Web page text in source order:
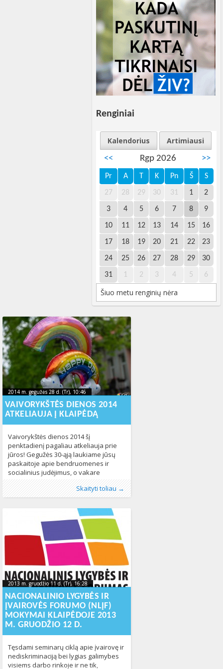
Renginiai
Kalendorius
Artimiausi
<<
Rgp 2026 >>
Pr A T K Pn Š S
27 28 29 30 31 1 2
3 4 5 6 7 8 9
10 11 12 13 14 15 16
17 18 19 20 21 22 23
24 25 26 27 28 29 30
31 1 2 3 4 5 6
Šiuo metu renginių nėra
2014 m. gegužės 28 d. (Tr), 10:46
2023-10-10T14:29:40+00:00
2014 m. gegužės 28 d. (Tr), 10:46
2023-10-
10T14:29:40+00:00
VAIVORYKŠTĖS DIENOS 2014
ATKELIAUJA Į KLAIPĖDĄ
Vaivorykštės dienos 2014 šį
penktadienį pagaliau atkeliauja prie
jūros! Gegužės 30-ąją laukiame jūsų
paskaitoje apie bendruomenes ir
socialinius judėjimus, o vakare
renkamės filmo peržiūrai ir diskusijai
apie saviraiškos laisvę, aktyvistų
iššūkius šiandienos Lietuvoje,
matomus ir nematomus žmones bei
kitus aktualius klausimus. Visi renginiai
vyks Radisson Blu viešbučio (Šaulių g.
28, Klaipėda) Meridian salėje, įėjimas
Skaityti toliau →
Publikavo:Aliona, LGL
Kategorijos:Kultūra,LGL,Lietuvoje,
Naujienos,Skelbimai,Žmogaus teisės601
Žymos:Bendruomenė,Klaipėda,socialiniai
judėjimai,vaivorykštės dienos 2014545
2013 m. gruodžio 11 d. (Tr), 16:28
2013-12-11T16:28:05+00:00
2013 m. gruodžio 11 d. (Tr), 16:28
2013-12-
11T16:28:05+00:00
NACIONALINIO LYGYBĖS IR
ĮVAIROVĖS FORUMO (NLĮF)
MOKYMAI KLAIPĖDOJE 2013
M. GRUODŽIO 12 D.
Tęsdami seminarų ciklą apie įvairovę ir
nediskriminaciją bei lygias galimybes
visiems darbo rinkoje ir ne tik,